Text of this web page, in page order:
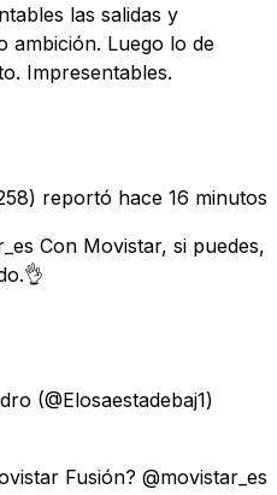
las salidas y
ambición. Luego lo de
Impresentables.
reportó hace 16 minutos
Con Movistar, si puedes,
(@Elosaestadebaj1)
Fusión? @movistar_es